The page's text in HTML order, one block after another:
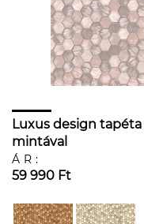
Luxus design
mintával
ÁR:
59 990 Ft